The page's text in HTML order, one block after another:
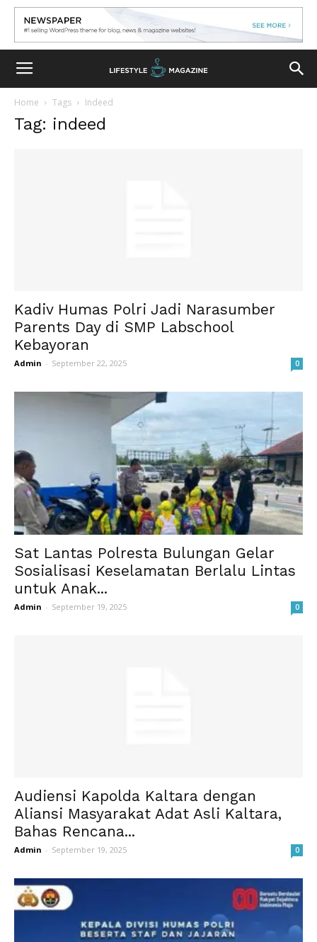
Home Tags Indeed
Tag: indeed
Kadiv Humas Polri Jadi Narasumber
Parents Day di SMP Labschool
Kebayoran
Admin - September 22, 2025 0
Sat Lantas Polresta Bulungan Gelar
Sosialisasi Keselamatan Berlalu Lintas
untuk Anak...
Admin - September 19, 2025 0
Audiensi Kapolda Kaltara dengan
Aliansi Masyarakat Adat Asli Kaltara,
Bahas Rencana...
Admin - September 19, 2025 0